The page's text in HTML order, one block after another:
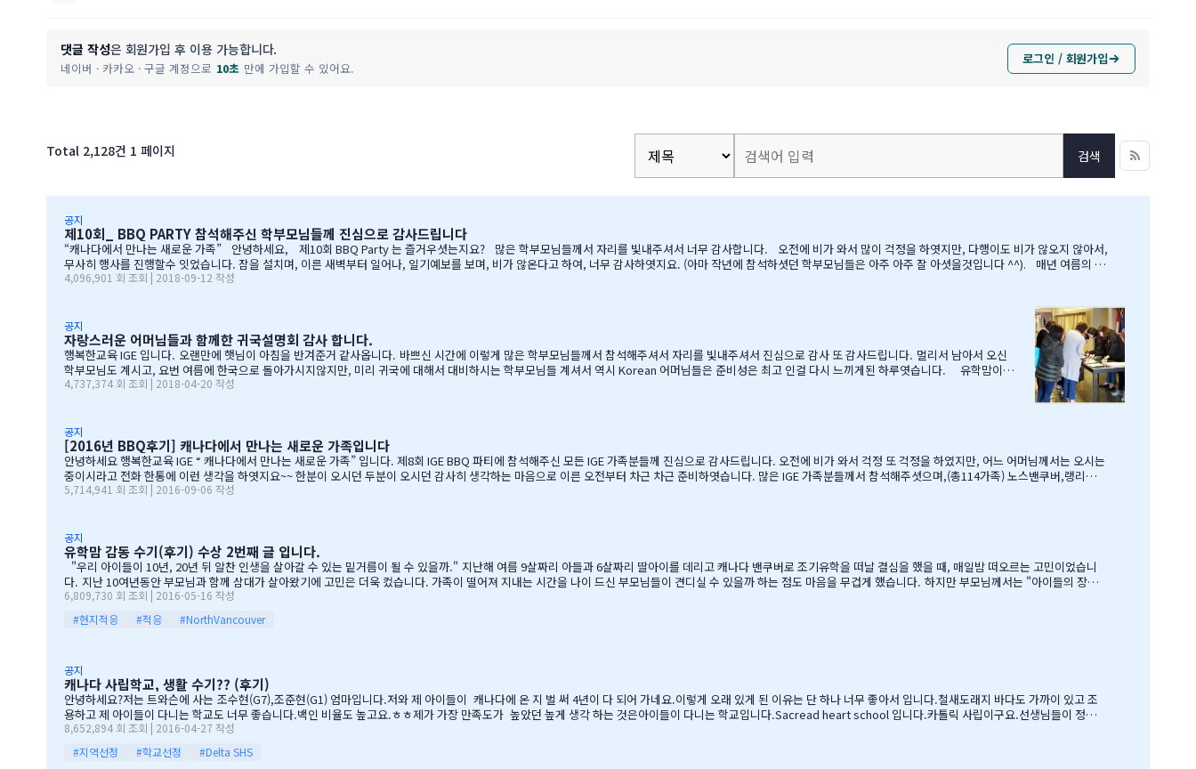
댓글 작성은 회원가입 후 이용 가능합니다.
네이버 · 카카오 · 구글 계정으로 10초 만에 가입할 수 있어요.
로그인 / 회원가입
Total 2,128건 1 페이지 검색
공지
제10회_ BBQ PARTY 참석해주신 학부모님들께 진심으로 감사드립니다
“캐나다에서 만나는 새로운 가족” 안녕하세요, 제10회 BBQ Party 는 즐거우셧는지요? 많은 학부모님들께서 자리를 빛내주셔서 너무 감사합니다. 오전에 비가 와서 많이 걱정을 하엿지만, 다행이도 비가 않오지 않아서,
무사히 행사를 진행할수 잇었습니다. 잠을 설치며, 이른 새벽부터 일어나, 일기예보를 보며, 비가 않온다고 하여, 너무 감사하엿지요. (아마 작년에 참석하셧던 학부모님들은 아주 아주 잘 아셧을것입니다 ^^). 매년 여름의 B
BQ 파티는 WELCOME TO CANADA & WELCOME TO IGE 의미를 두고 있습니다. Q & A 에서 IGE 의 Motto 에 대해서, 언급드린봐와 같이, 행사 준비에 음식준비 그리고 상품 물건을 구입하면서, 필요하신 생필품(?)이 무
4,096,901 회 조회 | 2018-09-12 작성
공지
자랑스러운 어머님들과 함께한 귀국설명회 감사 합니다.
행복한교육 IGE 입니다. 오랜만에 햇님이 아침을 반겨준거 같사옵니다. 바쁘신 시간에 이렇게 많은 학부모님들께서 참석해주셔서 자리를 빛내주셔서 진심으로 감사 또 감사드립니다. 멀리서 남아서 오신
학부모님도 계시고, 요번 여름에 한국으로 돌아가시지않지만, 미리 귀국에 대해서 대비하시는 학부모님들 계셔서 역시 Korean 어머님들은 준비성은 최고 인걸 다시 느끼게된 하루엿습니다. 유학맘이야
기에 댓글이 27 이였지만, 참석해주시는 학부모님들은 50분이 넘으셔서, 처음 오픈닝때 당황스러웠지만요~~ 바쁘신 와중에 참석해주신 [TD은행,오경호부동산,웨스트캐나다종합보험,캐나다쉬핑(코쉽해
4,737,374 회 조회 | 2018-04-20 작성
공지
[2016년 BBQ후기] 캐나다에서 만나는 새로운 가족입니다
안녕하세요 행복한교육 IGE “ 캐나다에서 만나는 새로운 가족” 입니다. 제8회 IGE BBQ 파티에 참석해주신 모든 IGE 가족분들께 진심으로 감사드립니다. 오전에 비가 와서 걱정 또 걱정을 하였지만, 어느 어머님께서는 오시는
중이시라고 전화 한통에 이런 생각을 하엿지요~~ 한분이 오시던 두분이 오시던 감사히 생각하는 마음으로 이른 오전부터 차근 차근 준비하엿습니다. 많은 IGE 가족분들께서 참석해주셧으며,(총114가족) 노스밴쿠버,랭리교육
청 교육감님들께서도 참석해주셧습니다. 11시30분부터 오픈닝을 시작하엿고, 12시부터 BBQ 파티 시작으로 START 하엿지요. 그 다음 자녀학생들을 위하여 보물찻기 그리고 Q & A 를 시작으로 학부모님들께 답을 마추신 분
5,714,941 회 조회 | 2016-09-06 작성
공지
유학맘 감동 수기(후기) 수상 2번째 글 입니다.
"우리 아이들이 10년, 20년 뒤 알찬 인생을 살아갈 수 있는 밑거름이 될 수 있을까." 지난해 여름 9살짜리 아들과 6살짜리 딸아이를 데리고 캐나다 밴쿠버로 조기유학을 떠날 결심을 했을 때, 매일밤 떠오르는 고민이었습니
다. 지난 10여년동안 부모님과 함께 삼대가 살아왔기에 고민은 더욱 컸습니다. 가족이 떨어져 지내는 시간을 나이 드신 부모님들이 견디실 수 있을까 하는 점도 마음을 무겁게 했습니다. 하지만 부모님께서는 "아이들의 장래를
위해 맹모삼천지교(孟母三遷之敎, 맹자의 어머니가 자식을 위해 세 번 이사했다는 뜻)는 못할망정, 조금이라도 기회가 있을 때 망설이지 말라"는 말로 오히려 제 등을 떠미셨습니다. 경제적인 여건이 딱히 좋은 것도 아니었습
6,809,730 회 조회 | 2016-05-16 작성
#현지적응
#적응 #NorthVancouver
공지
캐나다 사립학교, 생활 수기?? (후기)
안녕하세요?저는 트와슨에 사는 조수현(G7),조준현(G1) 엄마입니다.저와 제 아이들이 캐나다에 온 지 벌 써 4년이 다 되어 가네요.이렇게 오래 있게 된 이유는 단 하나 너무 좋아서 입니다.철새도래지 바다도 가까이 있고 조
용하고 제 아이들이 다니는 학교도 너무 좋습니다.백인 비율도 높고요.ㅎㅎ제가 가장 만족도가 높았던 높게 생각 하는 것은아이들이 다니는 학교입니다.Sacread heart school 입니다.카톨릭 사립이구요.선생님들이 정말
좋습니다.교내 클럽 활동도 정말 대단합니다.발론티어로 돌아가는 것도 대단하고요. 큰아이가 처음 왔을 떼 G4 영어도 잘 못하고 힘들어 할 때 워낙 엉뚱한 놈이라 엉뚱한 짓을 할 때도 선생님께서 괜찮다고남자아이들은 그렇
게 크는 거라고 말씀해주시고아이의 작은 장단점도 다 알고 계시고 장점도 크게 칭찬해주시고학년 마지막 주에는 저를 앉혀놓고 방학 캠프 리스트 업도 &…
8,652,894 회 조회 | 2016-04-27 작성
#지역선정
#학교선정 #Delta SHS